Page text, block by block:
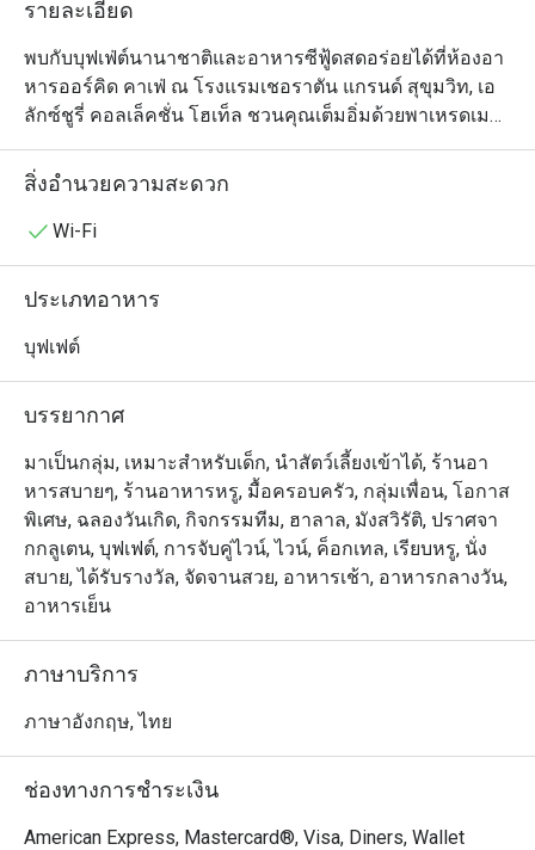
รายละเอียด
พบกับบุฟเฟ่ต์นานาชาติและอาหารซีฟู้ดสดอร่อยได้ที่ห้องอา
หารออร์คิด คาเฟ่ ณ โรงแรมเชอราตัน แกรนด์ สุขุมวิท, เอ
ลักซ์ชูรี่ คอลเล็คชั่น โฮเท็ล ชวนคุณเต็มอิ่มด้วยพาเหรดเมนู
อาหารนานาชาติอัดแน่นด้วยคุณภาพและรสชาติอันยอด
เยี่ยมทั้งมื้อกลางวันและมื้อเย็น
เหล่าคนรักบุฟเฟ่ต์ไม่ควรพลาดกับอาหารทะเลสดใหม่ มุม
อาหารญี่ปุ่นมากมายอาทิ ซาชิมิ ซูชิ และเทมปุระ มุมอาหาร
และเนื้อแกะอย่างดีระดับพรีเมี่ยม พร้อมของหวานหลาก
Orchid Cafe @ Sheraton Grande Sukhumvit Hotel นำเสนอ
ประสบการณ์บุฟเฟ่ต์อาหารนานาชาติสุดหรู ตั้งอยู่ที่ชั้น
ล็อบบี้ของโรงแรม Sheraton Grande Sukhumvit เชื่อมต่อ
โดยตรงกับ สถานีรถไฟฟ้า BTS อโศก และ ศูนย์การค้า
Terminal 21 Asok ร้านมีบรรยากาศหรูหราแต่เป็นกันเอง
เหมาะสำหรับครอบครัวและการพบปะทางธุรกิจ ไฮไลต์เมนู
เด่น ได้แก่ อาหารทะเลสดใหม่ ซาชิมิญี่ปุ่น และเนื้อย่างจาก
Orchid Cafe เป็นหนึ่งในร้านบุฟเฟ่ต์ยอดนิยมของกรุงเทพฯ ที่
เด่นด้วยคุณภาพอาหารที่สม่ำเสมอ บริการอบอุ่น และเมนูที่
หลากหลาย ครบทั้งซีฟู้ด ซูชิ อาหารไทย อินเดีย และ
นานาชาติ อีกทั้งยังเดินทางสะดวกใกล้สถานี BTS อโศกและ
สิ่งอำนวยความสะดวก
Wi-Fi
ประเภทอาหาร
บุฟเฟต์
บรรยากาศ
มาเป็นกลุ่ม, เหมาะสำหรับเด็ก, นำสัตว์เลี้ยงเข้าได้, ร้านอา
หารสบายๆ, ร้านอาหารหรู, มื้อครอบครัว, กลุ่มเพื่อน, โอกาส
พิเศษ, ฉลองวันเกิด, กิจกรรมทีม, ฮาลาล, มังสวิรัติ, ปราศจา
กกลูเตน, บุฟเฟต์, การจับคู่ไวน์, ไวน์, ค็อกเทล, เรียบหรู, นั่ง
สบาย, ได้รับรางวัล, จัดจานสวย, อาหารเช้า, อาหารกลางวัน,
อาหารเย็น
ภาษาบริการ
ภาษาอังกฤษ, ไทย
ช่องทางการชำระเงิน
American Express, Mastercard®, Visa, Diners, Wallet